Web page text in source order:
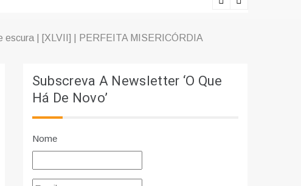
escura | [XLVII] | PERFEITA MISERICÓRDIA
Subscreva A Newsletter ‘O Que
Há De Novo’
Nome